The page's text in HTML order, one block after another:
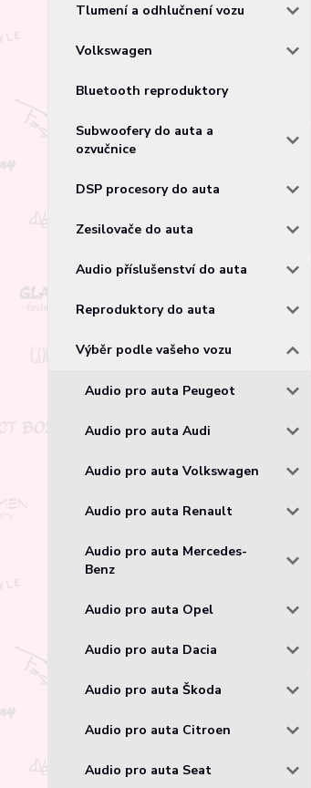
Tlumení a odhlučnení vozu
Volkswagen
Bluetooth reproduktory
Subwoofery do auta a
ozvučnice
DSP procesory do auta
Zesilovače do auta
Audio příslušenství do auta
Reproduktory do auta
Výběr podle vašeho vozu
Audio pro auta Peugeot
Audio pro auta Audi
Audio pro auta Volkswagen
Audio pro auta Renault
Audio pro auta Mercedes-
Benz
Audio pro auta Opel
Audio pro auta Dacia
Audio pro auta Škoda
Audio pro auta Citroen
Audio pro auta Seat